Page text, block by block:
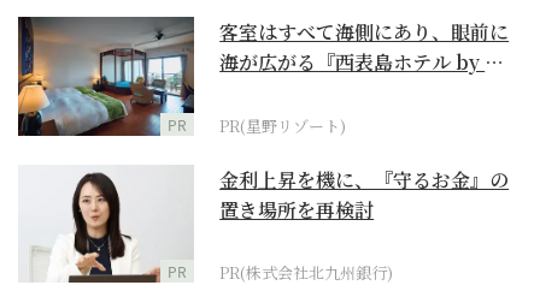
PR
客室はすべて海側にあり、眼前に
海が広がる『西表島ホテル by 星
PR(星野リゾート)
PR
金利上昇を機に、『守るお金』の
置き場所を再検討
PR(株式会社北九州銀行)